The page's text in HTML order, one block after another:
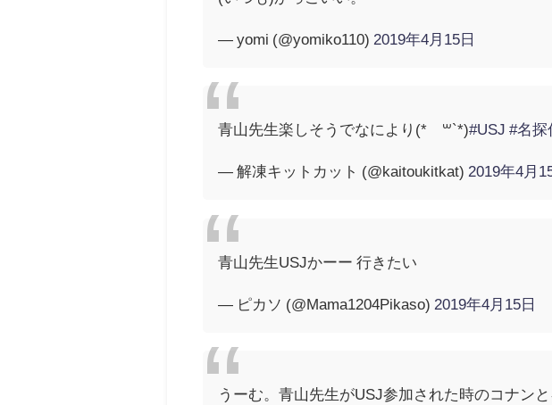
— yomi (@yomiko110) 2019年4月15日
青山先生楽しそうでなにより(*´꒳`*)#USJ #名探
— 解凍キットカット (@kaitoukitkat) 2019年4月
青山先生USJかーー 行きたい
— ピカソ (@Mama1204Pikaso) 2019年4月15日
うーむ。青山先生がUSJ参加された時のコナン